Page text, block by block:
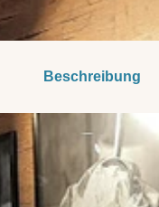
Beschreibung